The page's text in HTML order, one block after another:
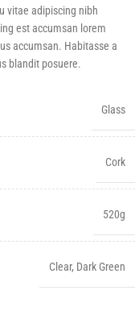
vitae adipiscing nibh
est accumsan lorem
accumsan. Habitasse a
blandit posuere.
Glass
Cork
520g
Clear, Dark Green